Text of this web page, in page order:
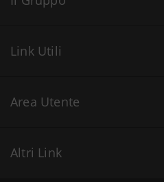
Link Utili
Area Utente
Altri Link